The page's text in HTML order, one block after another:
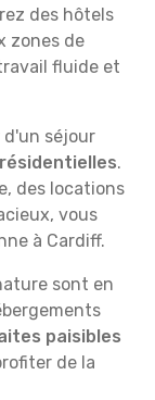
des hôtels
zones de
fluide et
d'un séjour
.
des locations
vous
à Cardiff.
sont en
paisibles
de la